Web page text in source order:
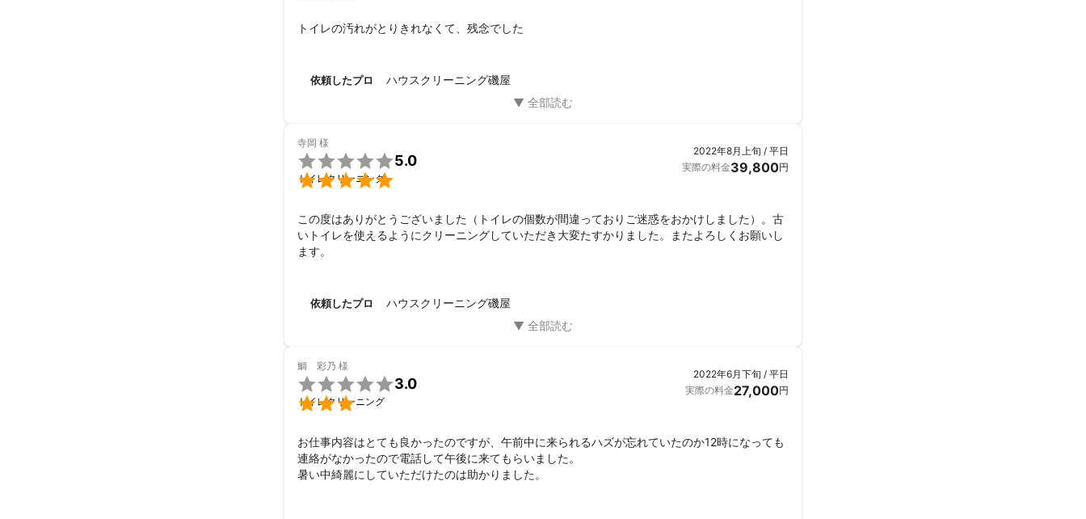
トイレの汚れがとりきれなくて、残念でした
依頼したプロ ハウスクリーニング磯屋
寺岡 様


5.0
トイレクリーニング
2022年8月上旬 / 平日
実際の料金39,800円
この度はありがとうございました（トイレの個数が間違っておりご迷惑をおかけしました）。古
いトイレを使えるようにクリーニングしていただき大変たすかりました。またよろしくお願いし
ます。
依頼したプロ ハウスクリーニング磯屋
鯛 彩乃 様


3.0
トイレクリーニング
2022年6月下旬 / 平日
実際の料金27,000円
お仕事内容はとても良かったのですが、午前中に来られるハズが忘れていたのか12時になっても
連絡がなかったので電話して午後に来てもらいました。
暑い中綺麗にしていただけたのは助かりました。